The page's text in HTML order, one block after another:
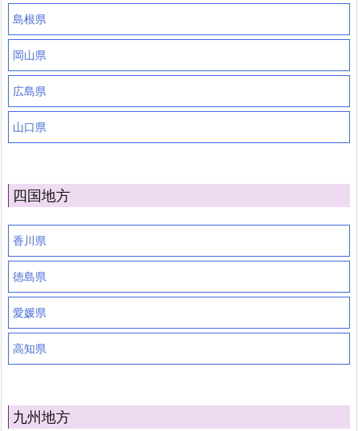
島根県
岡山県
広島県
山口県
四国地方
香川県
徳島県
愛媛県
高知県
九州地方